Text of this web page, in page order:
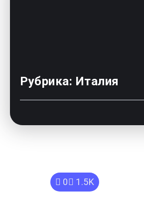
Рубрика: Италия
0 1.5K